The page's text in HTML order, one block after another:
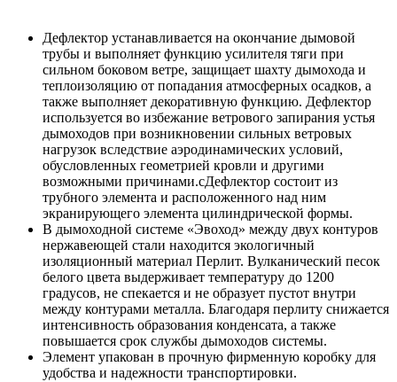
Дефлектор устанавливается на окончание дымо­вой
трубы и выполняет функцию усилителя тяги при
сильном боковом ветре, защищает шахту дымохода и
теплоизоляцию от попадания атмосферных осадков, а
также выполняет декоративную функцию. Дефлектор
используется во избежание ветрового запирания устья
дымоходов при возникновении сильных ветровых
нагрузок вследствие аэродинамических условий,
обусловленных геометрией кровли и дру­гими
возможными причинами.сДефлектор состоит из
трубного элемента и расположенного над ним
экранирующего элемента цилиндрической формы.
В дымоходной системе «Эвоход» между двух контуров
нержавеющей стали находится экологичный
изоляционный материал Перлит. Вулканический песок
белого цвета выдерживает температуру до 1200
градусов, не спекается и не образует пустот внутри
между контурами металла. Благодаря перлиту снижается
интенсивность образования конденсата, а также
повышается срок службы дымоходов системы.
Элемент упакован в прочную фирменную коробку для
удобства и надежности транспортировки.